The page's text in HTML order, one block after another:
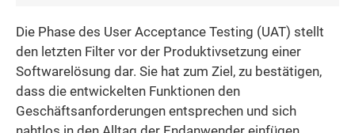
Die Phase des User Acceptance Testing (UAT) stellt
den letzten Filter vor der Produktivsetzung einer
Softwarelösung dar. Sie hat zum Ziel, zu bestätigen,
dass die entwickelten Funktionen den
Geschäftsanforderungen entsprechen und sich